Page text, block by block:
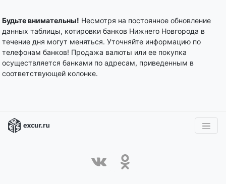
Будьте внимательны! Несмотря на постоянное обновление
данных таблицы, котировки банков Нижнего Новгорода в
течение дня могут меняться. Уточняйте информацию по
телефонам банков! Продажа валюты или ее покупка
осуществляется банками по адресам, приведенным в
соответствующей колонке.